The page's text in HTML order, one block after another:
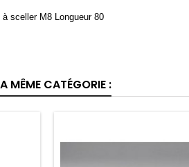
sceller M8 Longueur 80
MÊME CATÉGORIE :